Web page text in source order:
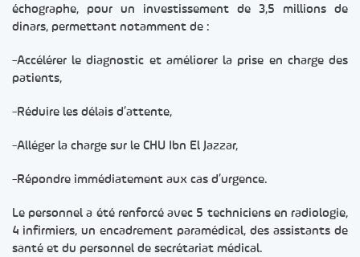
échographe, pour un investissement de 3,5 millions de
dinars, permettant notamment de :
-Accélérer le diagnostic et améliorer la prise en charge des
patients,
-Réduire les délais d’attente,
-Alléger la charge sur le CHU Ibn El Jazzar,
-Répondre immédiatement aux cas d’urgence.
Le personnel a été renforcé avec 5 techniciens en radiologie,
4 infirmiers, un encadrement paramédical, des assistants de
santé et du personnel de secrétariat médical.